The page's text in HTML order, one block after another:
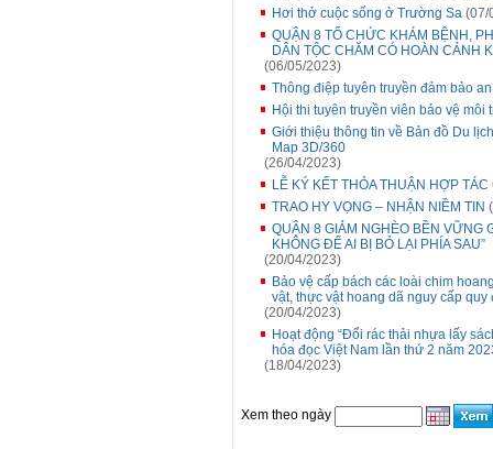
Hơi thở cuộc sống ở Trường Sa (07/
QUẬN 8 TỔ CHỨC KHÁM BỆNH,
DÂN TỘC CHĂM CÓ HOÀN CẢNH
(06/05/2023)
Thông điệp tuyên truyền đảm bảo
Hội thi tuyên truyền viên bảo vệ môi
Giới thiệu thông tin về Bản đồ Du
Map 3D/360
(26/04/2023)
LỄ KÝ KẾT THỎA THUẬN HỢP
TRAO HY VỌNG – NHẬN NIỀM TIN
QUẬN 8 GIẢM NGHÈO BỀN VỮNG
KHÔNG ĐỂ AI BỊ BỎ LẠI PHÍA SAU”
(20/04/2023)
Bảo vệ cấp bách các loài chim
vật, thực vật hoang dã nguy cấp quy
(20/04/2023)
Hoạt động “Đổi rác thải nhựa lấy
hóa đọc Việt Nam lần thứ 2 năm
(18/04/2023)
Xem theo ngày